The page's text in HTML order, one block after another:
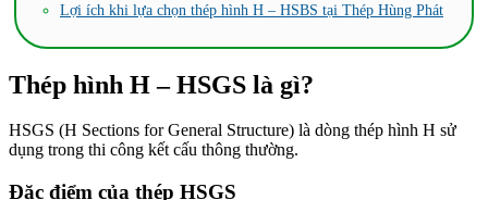
Lợi ích khi lựa chọn thép hình H – HSBS tại Thép Hùng Phát
Thép hình H – HSGS là gì?
HSGS (H Sections for General Structure) là dòng thép hình H sử
dụng trong thi công kết cấu thông thường.
Đặc điểm của thép HSGS